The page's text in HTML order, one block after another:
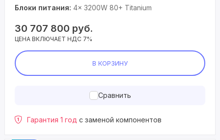
Блоки питания: 4× 3200W 80+ Titanium
30 707 800 руб.
ЦЕНА ВКЛЮЧАЕТ НДС 7%
В КОРЗИНУ
Сравнить
Гарантия 1 год с заменой компонентов